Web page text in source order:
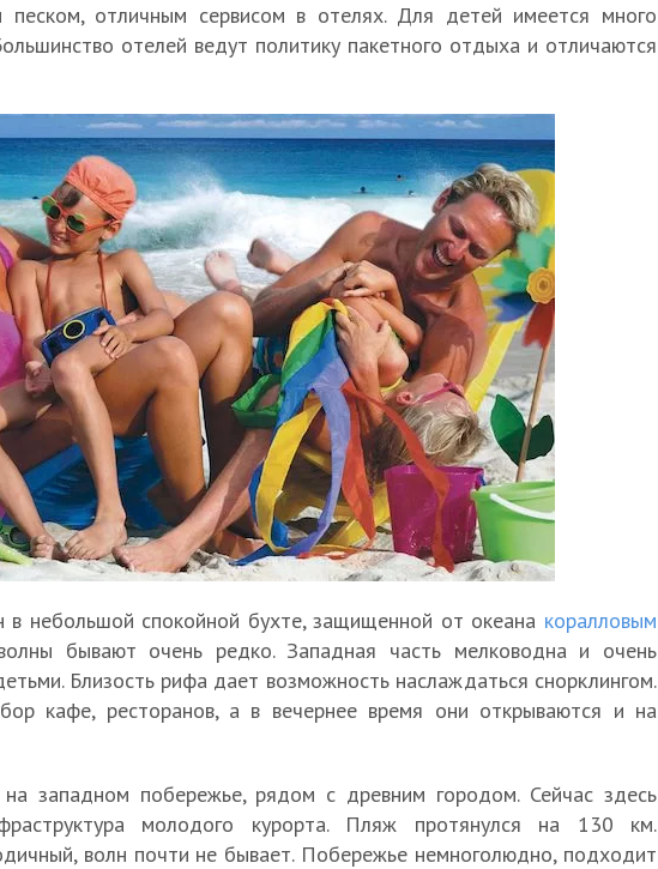
песком, отличным сервисом в отелях. Для детей имеется много
отелей ведут политику пакетного отдыха и отличаются
в небольшой спокойной бухте, защищенной от океана коралловым
бывают очень редко. Западная часть мелководна и очень
Близость рифа дает возможность наслаждаться снорклингом.
кафе, ресторанов, а в вечернее время они открываются и на
западном побережье, рядом с древним городом. Сейчас здесь
молодого курорта. Пляж протянулся на 130 км.
волн почти не бывает. Побережье немноголюдно, подходит